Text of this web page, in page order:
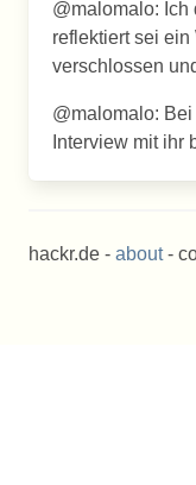
@malomalo: Ich
reflektiert sei
verschlossen
@malomalo:
Interview mit ihr
hackr.de - about-